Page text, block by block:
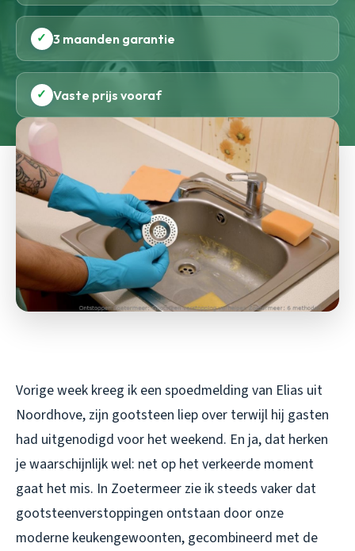
✓ 3 maanden garantie
✓ Vaste prijs vooraf
Vorige week kreeg ik een spoedmelding van Elias uit
Noordhove, zijn gootsteen liep over terwijl hij gasten
had uitgenodigd voor het weekend. En ja, dat herken
je waarschijnlijk wel: net op het verkeerde moment
gaat het mis. In Zoetermeer zie ik steeds vaker dat
gootsteenverstoppingen ontstaan door onze
moderne keukengewoonten, gecombineerd met de